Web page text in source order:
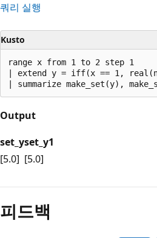
쿼리 실행
Kusto
range x from 1 to 2 step 1
| extend y = iff(x == 1,
Output
set_yset_y1
[5.0] [5.0]
피드백